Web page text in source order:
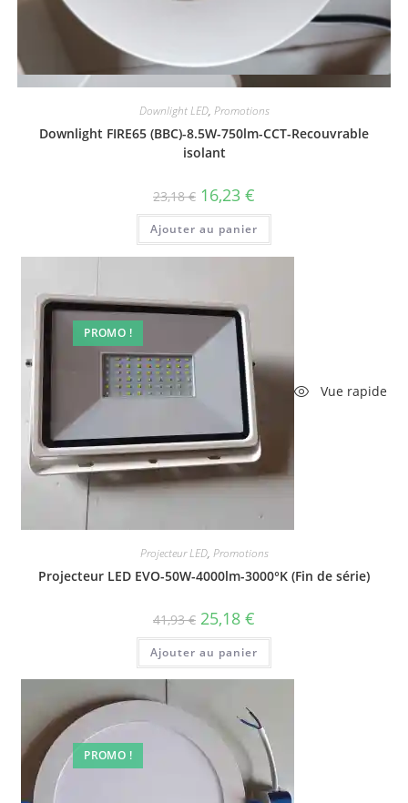
Vue rapide
Downlight LED, Promotions
Downlight FIRE65 (BBC)-8.5W-750lm-CCT-Recouvrable
isolant
23,18€ Le
prix
initial
était :
23,18 €.
16,23 €
actuel
est :
16,23 €.
Ajouter au panier
PROMO !
Vue rapide
Projecteur LED, Promotions
Projecteur LED EVO-50W-4000lm-3000°K (Fin de série)
41,93€ Le
prix
initial
était :
41,93 €.
25,18 €
actuel
est :
25,18 €.
Ajouter au panier
PROMO !